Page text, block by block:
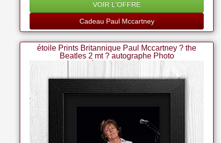
VOIR L'OFFRE
Cadeau Paul Mccartney
étoile Prints Britannique Paul Mccartney ? the
Beatles 2 mt ? autographe Photo
A4 imprimé ? cadeau De Noël 2018